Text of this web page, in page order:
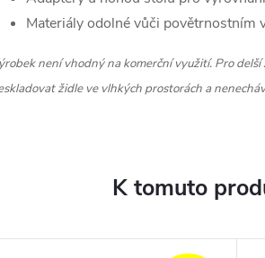
Materiály odolné vůči povětrnostním
není vhodný na komerční využití. Pro
židle ve vlhkých prostorách a
K tomuto